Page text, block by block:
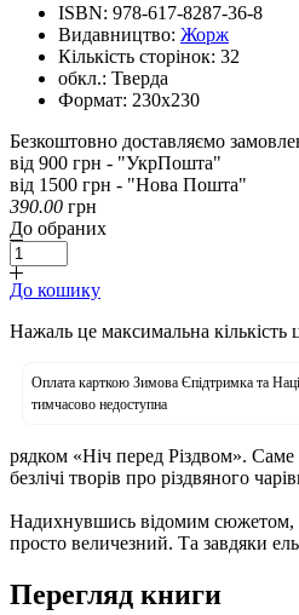
ISBN: 978-617-8287-36-8
Видавництво: Жорж
Кількість сторінок: 32
обкл.: Тверда
Формат: 230х230
Безкоштовно доставляємо
від 900 грн - "УкрПошта"
від 1500 грн - "Нова Пошта"
390.00 грн
До обраних
До кошику
Нажаль це максимальна
Оплата карткою Зимова Єпідтримка та
тимчасово недоступна
рядком «Ніч перед Різдвом».
безлічі творів про різдвяного
Надихнувшись відомим сюжетом,
просто величезний. Та завдяки
Перегляд книги